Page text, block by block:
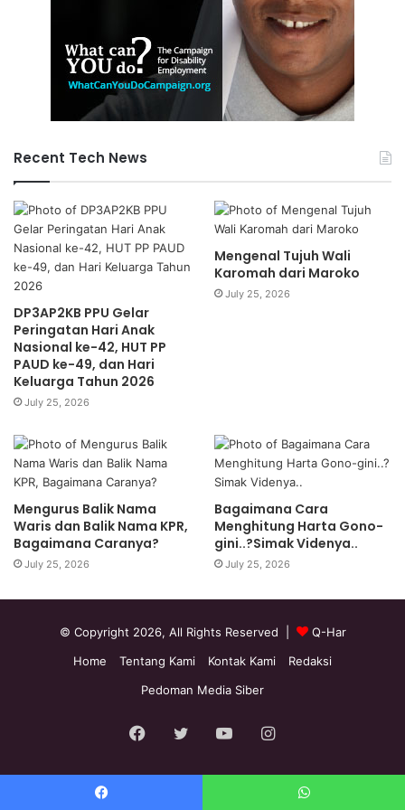
Report: Septian I Editor: Fauzan
Recent Tech News
DP3AP2KB PPU Gelar
Peringatan Hari Anak
Nasional ke-42, HUT PP
PAUD ke-49, dan Hari
Keluarga Tahun 2026
July 25, 2026
Mengenal Tujuh Wali
Karomah dari Maroko
July 25, 2026
Mengurus Balik Nama
Waris dan Balik Nama KPR,
Bagaimana Caranya?
July 25, 2026
Bagaimana Cara
Menghitung Harta Gono-
gini..?Simak Videnya..
July 25, 2026
© Copyright 2026, All Rights Reserved |
Q-Har
Home
Tentang Kami Kontak Kami
Redaksi
Pedoman Media Siber
Facebook
Twitter YouTubeInstagram